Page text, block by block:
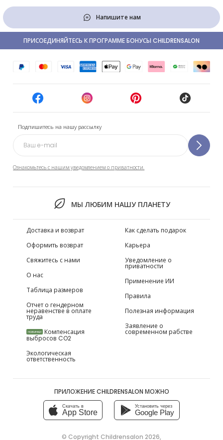
Напишите нам
Подпишитесь на нашу рассылку
Ознакомьтесь с нашим уведомлением о приватности.
МЫ ЛЮБИМ НАШУ ПЛАНЕТУ
ПРИСОЕДИНЯЙТЕСЬ К ПРОГРАММЕ БОНУСЫ CHILDRENSALON
Доставка и возврат
Оформить возврат
Свяжитесь с нами
О нас
Таблица размеров
Отчет о гендерном
неравенстве в оплате
труда
НОВИНКИ Компенсация
выбросов CO2
Экологическая
ответственность
Как сделать подарок
Карьера
Уведомление о
приватности
Применение ИИ
Правила
Полезная информация
Заявление о
современном рабстве
ПРИЛОЖЕНИЕ CHILDRENSALON МОЖНО
Скачать в
App Store
Установить через
Google Play
© Copyright Childrensalon 2026,